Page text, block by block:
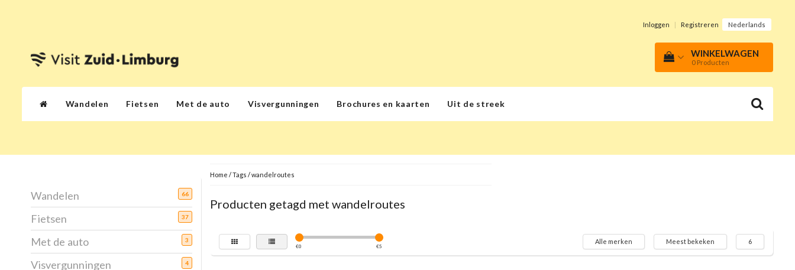
Inloggen | Registreren Nederlands
WINKELWAGEN
0 Producten
Wandelen Fietsen Met de auto Visvergunningen Brochures en kaarten Uit de streek
Wandelen 66
Fietsen 37
Met de auto 3
Visvergunningen 4
Home /Tags /wandelroutes
Producten getagd met wandelroutes
€0 €5
Alle merken Meest bekeken 6